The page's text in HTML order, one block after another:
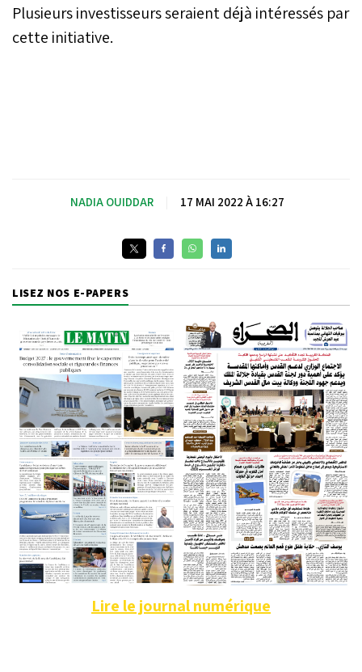
Plusieurs investisseurs seraient déjà intéressés par
cette initiative.
NADIA OUIDDAR 17 MAI 2022 À 16:27
LISEZ NOS E-PAPERS
Lire le journal numérique